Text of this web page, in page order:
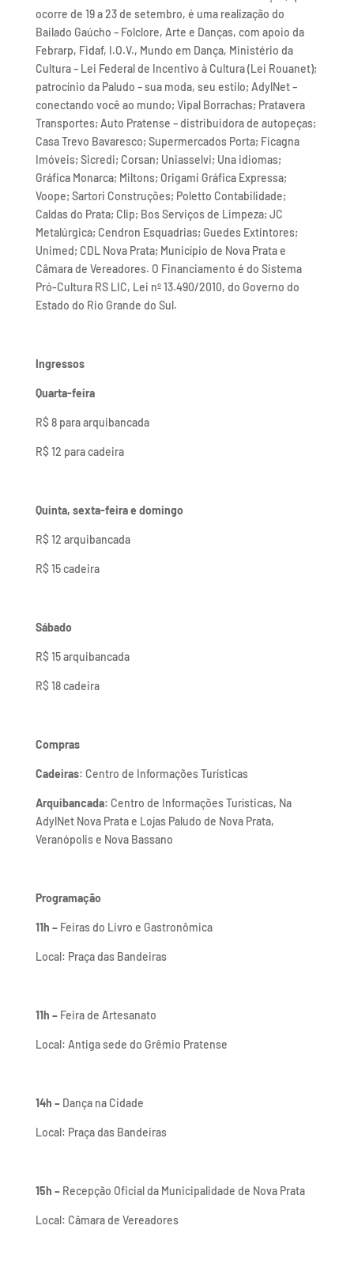
ocorre de 19 a 23 de setembro, é uma realização do
Bailado Gaúcho – Folclore, Arte e Danças, com apoio da
Febrarp, Fidaf, I.O.V., Mundo em Dança, Ministério da
Cultura – Lei Federal de Incentivo à Cultura (Lei Rouanet);
patrocínio da Paludo – sua moda, seu estilo; AdylNet –
conectando você ao mundo; Vipal Borrachas; Pratavera
Transportes; Auto Pratense – distribuidora de autopeças;
Casa Trevo Bavaresco; Supermercados Porta; Ficagna
Imóveis; Sicredi; Corsan; Uniasselvi; Una idiomas;
Gráfica Monarca; Miltons; Origami Gráfica Expressa;
Voope; Sartori Construções; Poletto Contabilidade;
Caldas do Prata; Clip; Bos Serviços de Limpeza; JC
Metalúrgica; Cendron Esquadrias; Guedes Extintores;
Unimed; CDL Nova Prata; Município de Nova Prata e
Câmara de Vereadores. O Financiamento é do Sistema
Pró-Cultura RS LIC, Lei nº 13.490/2010, do Governo do
Estado do Rio Grande do Sul.
Ingressos
Quarta-feira
R$ 8 para arquibancada
R$ 12 para cadeira
Quinta, sexta-feira e domingo
R$ 12 arquibancada
R$ 15 cadeira
Sábado
R$ 15 arquibancada
R$ 18 cadeira
Compras
Cadeiras: Centro de Informações Turísticas
Arquibancada: Centro de Informações Turísticas, Na
AdylNet Nova Prata e Lojas Paludo de Nova Prata,
Veranópolis e Nova Bassano
Programação
11h –Feiras do Livro e Gastronômica
Local: Praça das Bandeiras
11h –Feira de Artesanato
Local: Antiga sede do Grêmio Pratense
14h –Dança na Cidade
Local: Praça das Bandeiras
15h –Recepção Oficial da Municipalidade de Nova Prata
Local: Câmara de Vereadores